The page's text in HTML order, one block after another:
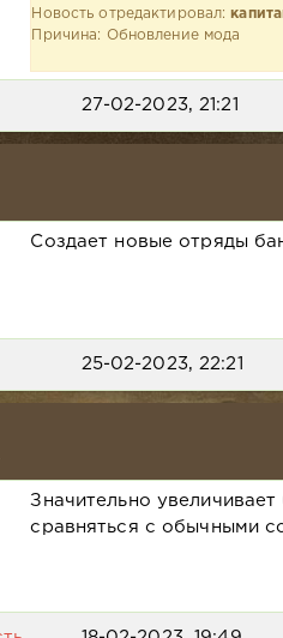
Новость отредактировал:
Причина: Обновление мода
27-02-2023, 21:21
Создает новые отряды
25-02-2023, 22:21
Значительно
сравняться с обычными